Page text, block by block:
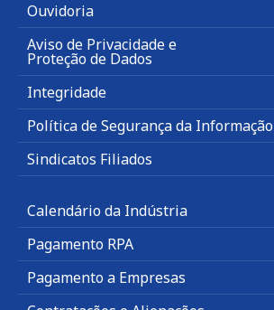
Ouvidoria
Aviso de Privacidade e
Proteção de Dados
Integridade
Política de Segurança da Informação
Sindicatos Filiados
Calendário da Indústria
Pagamento RPA
Pagamento a Empresas